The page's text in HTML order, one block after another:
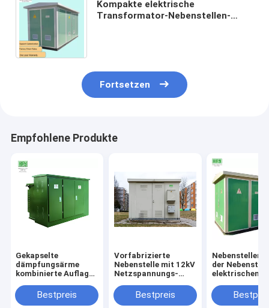
Kompakte elektrische
Transformator-Nebenstellen-
Fortsetzen
Empfohlene Produkte
Gekapselte
dämpfungsärme
kombinierte Auflage
vorfabrizierte
Nebenstelle des
Bestpreis
Vorfabrizierte
Nebenstelle mit 12kV
Netzspannungs-
Transformator
fabrizierte kompakte
Bestpreis
der
elektrischen
vorfabrizierte
kombinierte